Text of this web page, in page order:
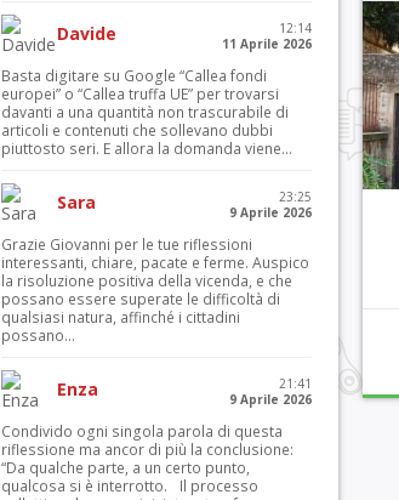
Davide
12:14
11 Aprile 2026
Basta digitare su Google “Callea fondi
europei” o “Callea truffa UE” per trovarsi
davanti a una quantità non trascurabile di
articoli e contenuti che sollevano dubbi
piuttosto seri. E allora la domanda viene...
Sara
23:25
9 Aprile 2026
Grazie Giovanni per le tue riflessioni
interessanti, chiare, pacate e ferme. Auspico
la risoluzione positiva della vicenda, e che
possano essere superate le difficoltà di
qualsiasi natura, affinché i cittadini
possano...
Enza
21:41
9 Aprile 2026
Condivido ogni singola parola di questa
riflessione ma ancor di più la conclusione:
“Da qualche parte, a un certo punto,
qualcosa si è interrotto. Il processo